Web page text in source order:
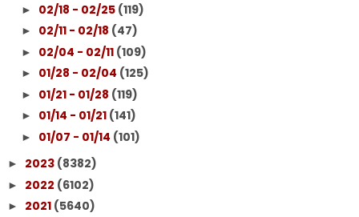
► 02/18 - 02/25 (119)
► 02/11 - 02/18 (47)
► 02/04 - 02/11 (109)
► 01/28 - 02/04 (125)
► 01/21 - 01/28 (119)
► 01/14 - 01/21 (141)
► 01/07 - 01/14 (101)
► 2023 (8382)
► 2022 (6102)
► 2021 (5640)